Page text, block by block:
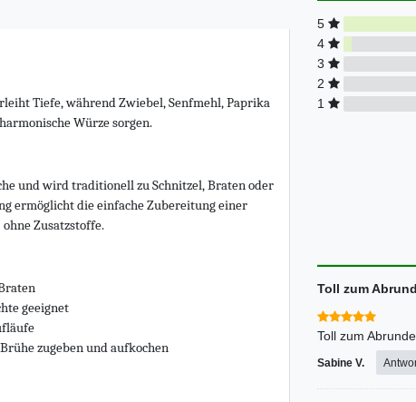
Tiefe, während Zwiebel, Senfmehl, Paprika
Würze sorgen.
und wird traditionell zu Schnitzel, Braten oder
ermöglicht die einfache Zubereitung einer
Zusatzstoffe.
geeignet
zugeben und aufkochen
5
4
3
2
1
Toll zum
Toll zum
Sabine V.